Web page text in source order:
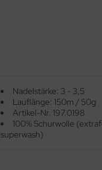
Nadelstärke: 3 - 3,5
Lauflänge: 150m / 50g
Artikel-Nr. 197.0198
100% Schurwolle
superwash)